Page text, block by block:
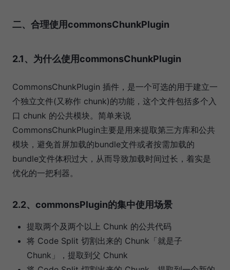
二、合理使用commonsChunkPlugin
2.1、为什么使用commonsChunkPlugin
CommonsChunkPlugin 插件，是一个可选的用于建立一
个独立文件(又称作 chunk)的功能，这个文件包括多个入
口 chunk 的公共模块。简单来说
CommonsChunkPlugin主要是用来提取第三方库和公共
模块，避免首屏加载的bundle文件或者按需加载的
bundle文件体积过大，从而导致加载时间过长，着实是
优化的一把利器。
2.2、commonsPlugin的集中使用场景
提取两个及两个以上 Chunk 的公共代码
将 Code Split 切割出来的 Chunk「就是子
Chunk」，提取到父 Chunk